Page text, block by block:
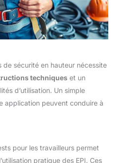
de sécurité en hauteur nécessite
techniques et un
d’utilisation. Un simple
application peuvent conduire à
pour les travailleurs permet
pratique des EPI. Ces